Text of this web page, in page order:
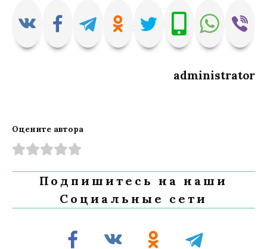
administrator
Оцените автора
Подпишитесь на наши
Социальные сети